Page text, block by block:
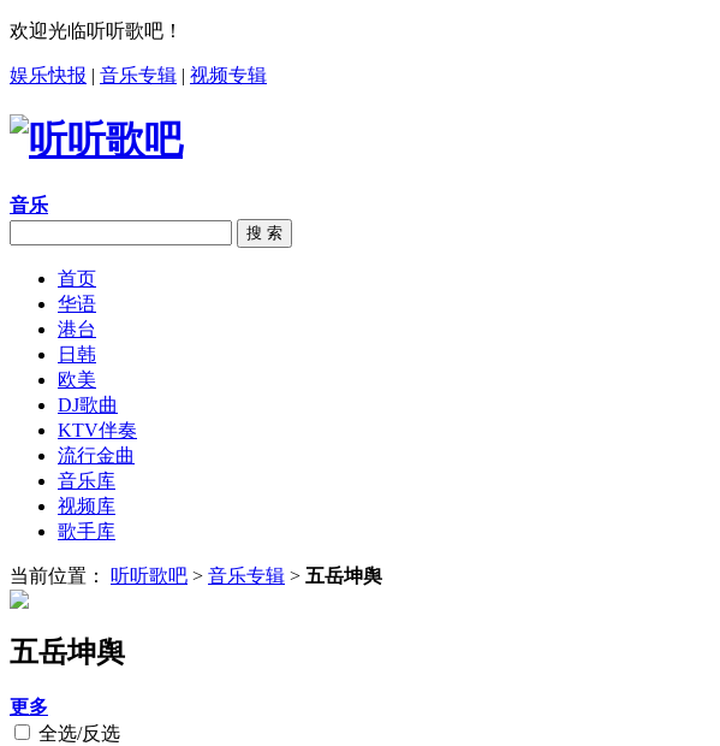
欢迎光临听听歌吧！
娱乐快报 | 音乐专辑 | 视频专辑
音乐
搜 索
首页
华语
港台
日韩
欧美
DJ歌曲
KTV伴奏
流行金曲
音乐库
视频库
歌手库
当前位置： 听听歌吧 > 音乐专辑 > 五岳坤舆
五岳坤舆
更多
全选/反选